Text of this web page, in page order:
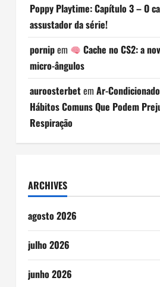
Poppy Playtime: Capítulo 3 – O
assustador da série!
pornipem
Cache no CS2: a
micro-ângulos
auroosterbetem Ar-
Hábitos Comuns Que Podem
Respiração
ARCHIVES
agosto 2026
julho 2026
junho 2026